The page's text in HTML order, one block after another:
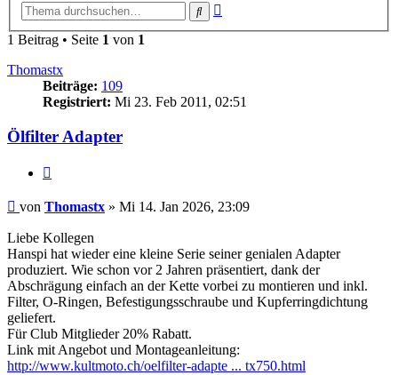
Suche
1 Beitrag • Seite 1 von 1
Thomastx
Beiträge: 109
Registriert: Mi 23. Feb 2011, 02:51
Ölfilter Adapter
Beitrag
von Thomastx » Mi 14. Jan 2026, 23:09
Liebe Kollegen
Hanspi hat wieder eine kleine Serie seiner genialen Adapter
produziert. Wie schon vor 2 Jahren präsentiert, dank der
Abschrägung einfach an der Kette vorbei zu montieren und inkl.
Filter, O-Ringen, Befestigungsschraube und Kupferringdichtung
geliefert.
Für Club Mitglieder 20% Rabatt.
Link mit Angebot und Montageanleitung:
http://www.kultmoto.ch/oelfilter-adapte ... tx750.html